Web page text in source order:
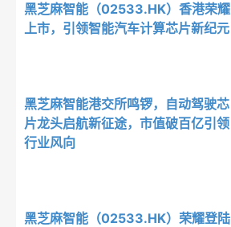
黑芝麻智能（02533.HK）香港荣耀
上市，引领智能汽车计算芯片新纪元
黑芝麻智能港交所鸣锣，自动驾驶芯
片龙头启航新征途，市值破百亿引领
行业风向
黑芝麻智能（02533.HK）荣耀登陆